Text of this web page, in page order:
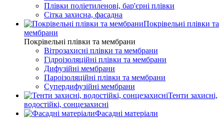
Плівки поліетиленові, бар'єрні плівки
Сітка захисна, фасадна
Покрівельні плівки та
мембрани
Покрівельні плівки та мембрани
Вітрозахисні плівки та мембрани
Гідроізоляційні плівки та мембрани
Дифузійні мембрани
Пароізоляційні плівки та мембрани
Супердифузійні мембрани
Тенти захисні,
водостійкі, сонцезахисні
Фасадні матеріали